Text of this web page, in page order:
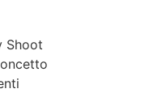
Shoot